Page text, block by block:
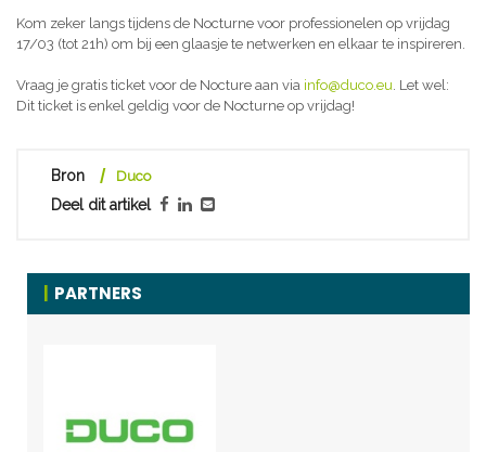
Kom zeker langs tijdens de Nocturne voor professionelen op vrijdag
17/03 (tot 21h) om bij een glaasje te netwerken en elkaar te inspireren.
Vraag je gratis ticket voor de Nocture aan via info@duco.eu. Let wel:
Dit ticket is enkel geldig voor de Nocturne op vrijdag!
Bron Duco
Deel dit artikel
PARTNERS